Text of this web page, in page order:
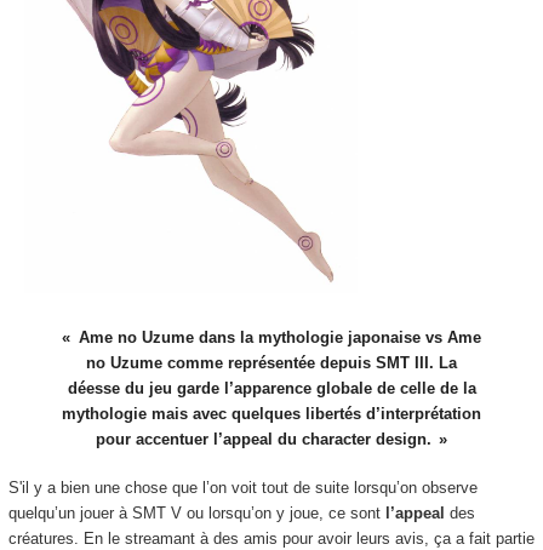
Ame no Uzume dans la mythologie japonaise vs Ame
no Uzume comme représentée depuis SMT III. La
déesse du jeu garde l’apparence globale de celle de la
mythologie mais avec quelques libertés d’interprétation
pour accentuer l’appeal du character design.
S'il y a bien une chose que l’on voit tout de suite lorsqu’on observe
quelqu’un jouer à SMT V ou lorsqu’on y joue, ce sont l’appeal des
créatures. En le streamant à des amis pour avoir leurs avis, ça a fait partie